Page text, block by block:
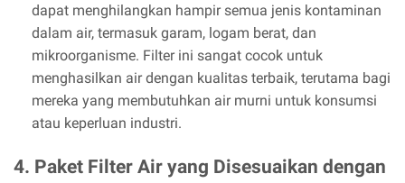
dapat menghilangkan hampir semua jenis kontaminan
dalam air, termasuk garam, logam berat, dan
mikroorganisme. Filter ini sangat cocok untuk
menghasilkan air dengan kualitas terbaik, terutama bagi
mereka yang membutuhkan air murni untuk konsumsi
atau keperluan industri.
4. Paket Filter Air yang Disesuaikan dengan